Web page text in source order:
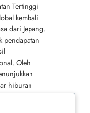
Tertinggi
kembali
dari Jepang.
pendapatan
Oleh
hiburan
fenomena
ini…